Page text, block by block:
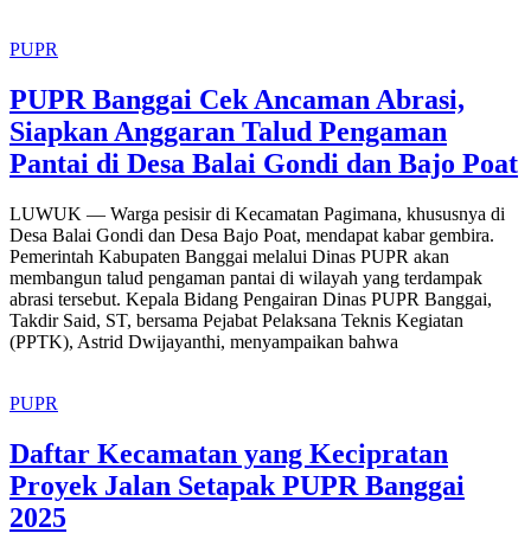
PUPR
PUPR Banggai Cek Ancaman Abrasi,
Siapkan Anggaran Talud Pengaman
Pantai di Desa Balai Gondi dan Bajo Poat
LUWUK — Warga pesisir di Kecamatan Pagimana, khususnya di
Desa Balai Gondi dan Desa Bajo Poat, mendapat kabar gembira.
Pemerintah Kabupaten Banggai melalui Dinas PUPR akan
membangun talud pengaman pantai di wilayah yang terdampak
abrasi tersebut. Kepala Bidang Pengairan Dinas PUPR Banggai,
Takdir Said, ST, bersama Pejabat Pelaksana Teknis Kegiatan
(PPTK), Astrid Dwijayanthi, menyampaikan bahwa
PUPR
Daftar Kecamatan yang Kecipratan
Proyek Jalan Setapak PUPR Banggai
2025